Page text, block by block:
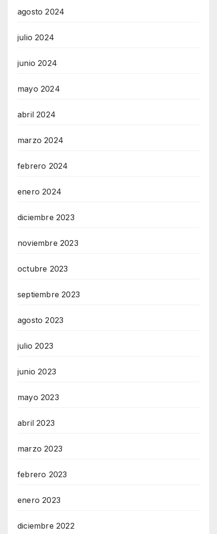
agosto 2024
julio 2024
junio 2024
mayo 2024
abril 2024
marzo 2024
febrero 2024
enero 2024
diciembre 2023
noviembre 2023
octubre 2023
septiembre 2023
agosto 2023
julio 2023
junio 2023
mayo 2023
abril 2023
marzo 2023
febrero 2023
enero 2023
diciembre 2022